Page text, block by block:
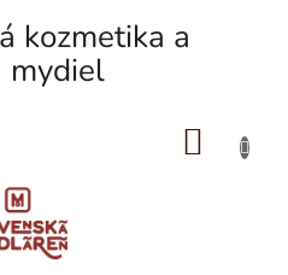
kozmetika a
mydiel